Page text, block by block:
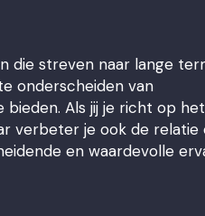
die streven naar lange
onderscheiden van
Als jij je richt op het
verbeter je ook de relatie
en waardevolle